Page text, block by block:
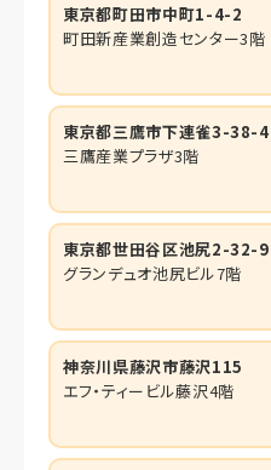
東京都町田市中町1-4-2
町田新産業創造センター3階
東京都三鷹市下連雀3-38-4
三鷹産業プラザ3階
東京都世田谷区池尻2-32-9
グランデュオ池尻ビル7階
神奈川県藤沢市藤沢115
エフ・ティービル藤沢4階